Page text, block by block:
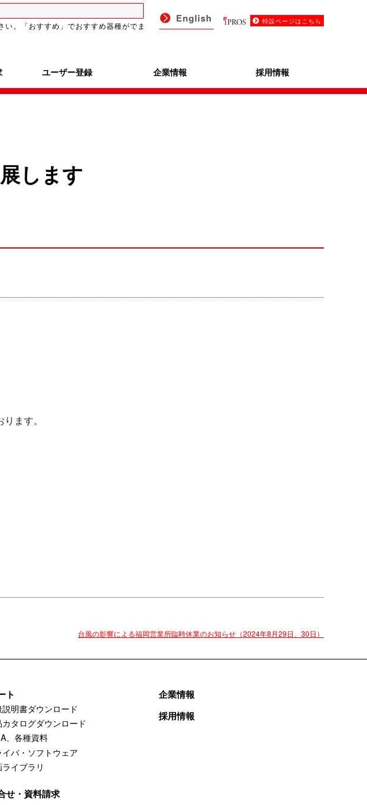
。「おすすめ」でおすすめ器種がでま
English 特設ページはこちら
ユーザー登録 企業情報 採用情報
します
ます。
台風の影響による福岡営業所臨時休業のお知らせ（2024年8月29日、30日）
ト
明書ダウンロード
タログダウンロード
、各種資料
イバ・ソフトウェア
イブラリ
せ・資料請求
企業情報
採用情報